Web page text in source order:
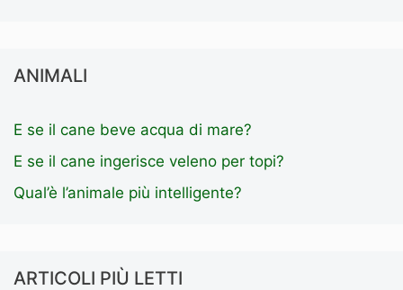
ANIMALI
E se il cane beve acqua di mare?
E se il cane ingerisce veleno per topi?
Qual’è l’animale più intelligente?
ARTICOLI PIÙ LETTI